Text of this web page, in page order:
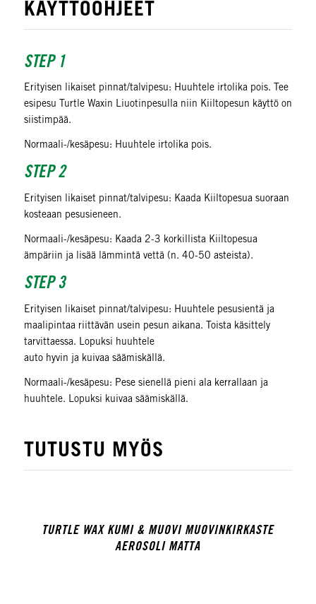
KÄYTTÖOHJEET
STEP 1
Erityisen likaiset pinnat/talvipesu: Huuhtele irtolika pois. Tee
esipesu Turtle Waxin Liuotinpesulla niin Kiiltopesun käyttö on
siistimpää.
Normaali-/kesäpesu: Huuhtele irtolika pois.
STEP 2
Erityisen likaiset pinnat/talvipesu: Kaada Kiiltopesua suoraan
kosteaan pesusieneen.
Normaali-/kesäpesu: Kaada 2-3 korkillista Kiiltopesua
ämpäriin ja lisää lämmintä vettä (n. 40-50 asteista).
STEP 3
Erityisen likaiset pinnat/talvipesu: Huuhtele pesusientä ja
maalipintaa riittävän usein pesun aikana. Toista käsittely
tarvittaessa. Lopuksi huuhtele
auto hyvin ja kuivaa säämiskällä.
Normaali-/kesäpesu: Pese sienellä pieni ala kerrallaan ja
huuhtele. Lopuksi kuivaa säämiskällä.
TUTUSTU MYÖS
TURTLE WAX KUMI & MUOVI MUOVINKIRKASTE
AEROSOLI MATTA